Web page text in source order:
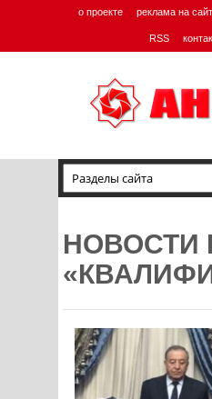
о проекте реклама на
RSS
НОВОСТИ